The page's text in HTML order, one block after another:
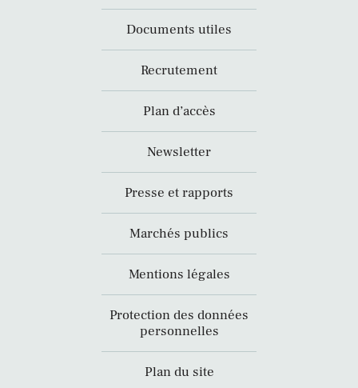
Documents utiles
Recrutement
Plan d’accès
Newsletter
Presse et rapports
Marchés publics
Mentions légales
Protection des données
personnelles
Plan du site